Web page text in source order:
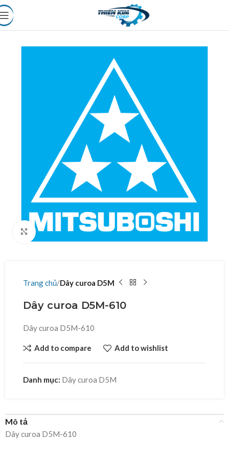
Click to enlarge
Trang chủ Dây curoa D5M
Dây curoa D5M-610
Dây curoa D5M-610
Add to compare Add to wishlist
Danh mục: Dây curoa D5M
Mô tả
Dây curoa D5M-610